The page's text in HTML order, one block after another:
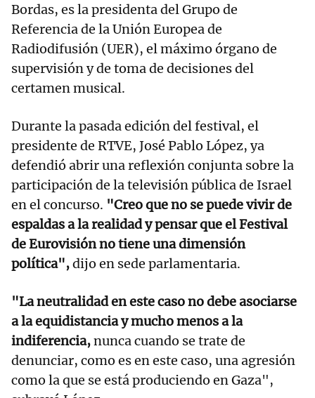
Bordas, es la presidenta del Grupo de
Referencia de la Unión Europea de
Radiodifusión (UER), el máximo órgano de
supervisión y de toma de decisiones del
certamen musical.
Durante la pasada edición del festival, el
presidente de RTVE, José Pablo López, ya
defendió abrir una reflexión conjunta sobre la
participación de la televisión pública de Israel
en el concurso. "Creo que no se puede vivir de
espaldas a la realidad y pensar que el Festival
de Eurovisión no tiene una dimensión
política",dijo en sede parlamentaria.
"La neutralidad en este caso no debe asociarse
a la equidistancia y mucho menos a la
indiferencia,nunca cuando se trate de
denunciar, como es en este caso, una agresión
como la que se está produciendo en Gaza",